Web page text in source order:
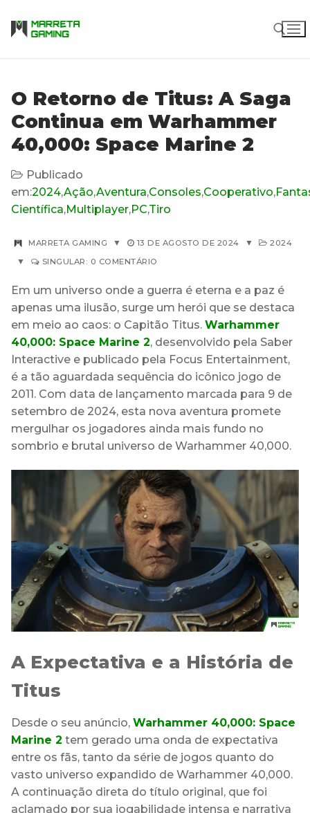
para
O Retorno de Titus: A Saga
Continua em Warhammer
40,000: Space Marine 2
Publicado
em:2024,Ação,Aventura,Consoles,Cooperativo,
Científica,Multiplayer,PC,Tiro
MARRETA GAMING ▼ 13 DE AGOSTO DE 2024 ▼
2024
▼
SINGULAR: 0 COMENTÁRIO
Em um universo onde a guerra é eterna e a paz é
apenas uma ilusão, surge um herói que se destaca
em meio ao caos: o Capitão Titus. Warhammer
40,000: Space Marine 2, desenvolvido pela Saber
Interactive e publicado pela Focus Entertainment,
é a tão aguardada sequência do icônico jogo de
2011. Com data de lançamento marcada para 9 de
setembro de 2024, esta nova aventura promete
mergulhar os jogadores ainda mais fundo no
sombrio e brutal universo de Warhammer 40,000.
A Expectativa e a História de
Titus
Desde o seu anúncio, Warhammer 40,000: Space
Marine 2 tem gerado uma onda de expectativa
entre os fãs, tanto da série de jogos quanto do
vasto universo expandido de Warhammer 40,000.
A continuação direta do título original, que foi
aclamado por sua jogabilidade intensa e narrativa